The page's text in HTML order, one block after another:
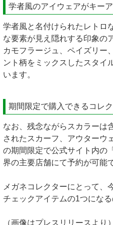
学者風のアイウェアがキー
学者風と名付けられたレトロ
な要素が見え隠れする印象の
カモフラージュ、ペイズリー
ント柄をミックスしたスタイ
います。
期間限定で購入できるコレ
なお、残念ながらスカラーは
されたスカーフ、アウターウ
の期間限定で公式サイト内の
界の主要店舗にて予約が可能
メガネコレクターにとって、
チェックアイテムの1つにな
（画像はプレスリリースより）